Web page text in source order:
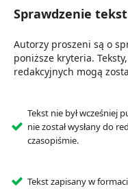
Sprawdzenie
Autorzy proszeni są o
poniższe kryteria.
redakcyjnych mogą
Tekst nie był wcześniej
nie został wysłany do
czasopiśmie.
Tekst zapisany w